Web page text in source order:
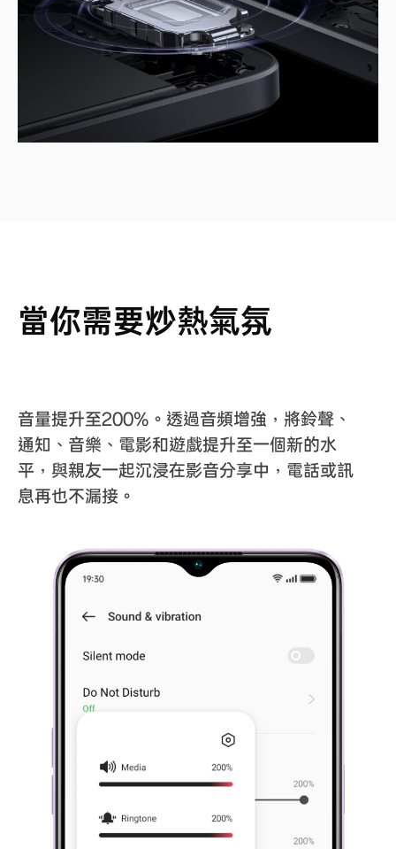
當你需要炒熱氣氛
音量提升至200%。透過音頻增強，將鈴聲、
通知、音樂、電影和遊戲提升至一個新的水
平，與親友一起沉浸在影音分享中，電話或訊
息再也不漏接。